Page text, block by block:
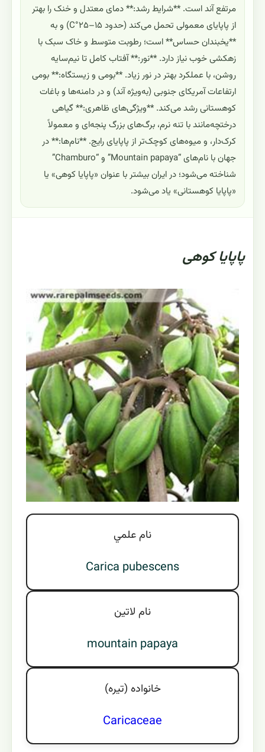
مرتفع آند است. **شرایط رشد:** دمای معتدل و خنک را بهتر
از پاپایای معمولی تحمل می‌کند (حدود ۱۵–۲۵°C) و به
**یخبندان حساس** است؛ رطوبت متوسط و خاک سبک با
زهکشی خوب نیاز دارد. **نور:** آفتاب کامل تا نیم‌سایه
روشن، با عملکرد بهتر در نور زیاد. **بومی و زیستگاه:** بومی
ارتفاعات آمریکای جنوبی (به‌ویژه آند) و در دامنه‌ها و باغات
کوهستانی رشد می‌کند. **ویژگی‌های ظاهری:** گیاهی
درختچه‌مانند با تنه نرم، برگ‌های بزرگ پنجه‌ای و معمولاً
کرک‌دار، و میوه‌های کوچک‌تر از پاپایای رایج. **نام‌ها:** در
جهان با نام‌های “Mountain papaya” و “Chamburo”
شناخته می‌شود؛ در ایران بیشتر با عنوان «پاپایا کوهی» یا
«پاپایا کوهستانی» یاد می‌شود.
پاپایا کوهی
نام علمي
Carica pubescens
نام لاتين
mountain papaya
خانواده (تيره)
Caricaceae